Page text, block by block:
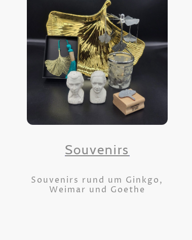
Souvenirs
Souvenirs rund um Ginkgo,
Weimar und Goethe